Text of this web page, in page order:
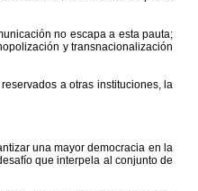
no escapa a esta pauta;
y transnacionalización
a otras instituciones, la
una mayor democracia en la
que interpela al conjunto de